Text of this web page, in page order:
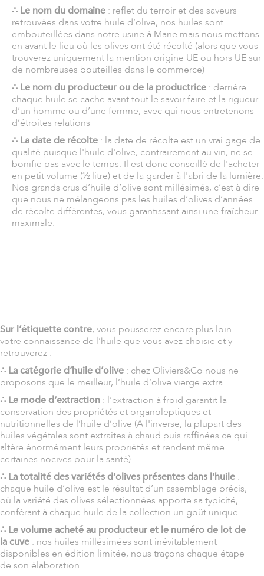
∴ Le nom du domaine : reflet du terroir et des saveurs
retrouvées dans votre huile d’olive, nos huiles sont
embouteillées dans notre usine à Mane mais nous mettons
en avant le lieu où les olives ont été récolté (alors que vous
trouverez uniquement la mention origine UE ou hors UE sur
de nombreuses bouteilles dans le commerce)
∴ Le nom du producteur ou de la productrice : derrière
chaque huile se cache avant tout le savoir-faire et la rigueur
d’un homme ou d’une femme, avec qui nous entretenons
d’étroites relations
∴ La date de récolte : la date de récolte est un vrai gage de
qualité puisque l'huile d'olive, contrairement au vin, ne se
bonifie pas avec le temps. Il est donc conseillé de l'acheter
en petit volume (½ litre) et de la garder à l'abri de la lumière.
Nos grands crus d’huile d’olive sont millésimés, c’est à dire
que nous ne mélangeons pas les huiles d’olives d’années
de récolte différentes, vous garantissant ainsi une fraîcheur
maximale.
Sur l’étiquette contre, vous pousserez encore plus loin
votre connaissance de l’huile que vous avez choisie et y
retrouverez :
∴ La catégorie d’huile d’olive : chez Oliviers&Co nous ne
proposons que le meilleur, l’huile d’olive vierge extra
∴ Le mode d’extraction : l’extraction à froid garantit la
conservation des propriétés et organoleptiques et
nutritionnelles de l’huile d’olive (A l'inverse, la plupart des
huiles végétales sont extraites à chaud puis raffinées ce qui
altère énormément leurs propriétés et rendent même
certaines nocives pour la santé)
∴ La totalité des variétés d’olives présentes dans l’huile :
chaque huile d’olive est le résultat d’un assemblage précis,
où la variété des olives sélectionnées apporte sa typicité,
conférant à chaque huile de la collection un goût unique
∴ Le volume acheté au producteur et le numéro de lot de
la cuve : nos huiles millésimées sont inévitablement
disponibles en édition limitée, nous traçons chaque étape
de son élaboration